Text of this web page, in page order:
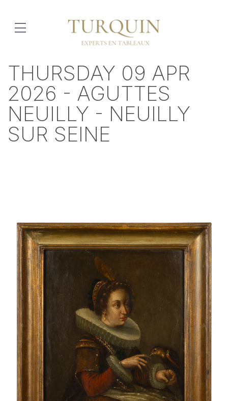
THURSDAY 09 APR
2026 - AGUTTES
NEUILLY - NEUILLY
SUR SEINE